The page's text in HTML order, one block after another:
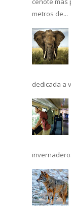
metros de...
dedicada a